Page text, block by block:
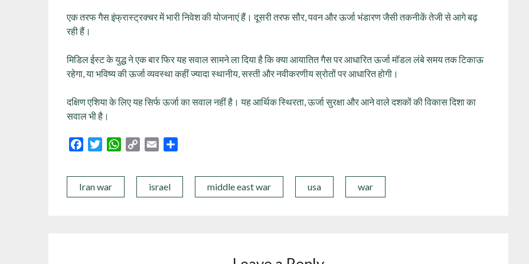
एक तरफ गैस इंफ्रास्ट्रक्चर में भारी निवेश की योजनाएं हैं। दूसरी तरफ सौर, पवन और ऊर्जा भंडारण जैसी तकनीकें तेजी से आगे बढ़
रही हैं।
मिडिल ईस्ट के युद्ध ने एक बार फिर यह सवाल सामने ला दिया है कि क्या आयातित गैस पर आधारित ऊर्जा मॉडल लंबे समय तक टिकाऊ
रहेगा, या भविष्य की ऊर्जा व्यवस्था कहीं ज्यादा स्थानीय, सस्ती और नवीकरणीय स्रोतों पर आधारित होगी।
दक्षिण एशिया के लिए यह सिर्फ ऊर्जा का सवाल नहीं है। यह आर्थिक स्थिरता, ऊर्जा सुरक्षा और आने वाले दशकों की विकास दिशा का
सवाल भी है।
FacebookTwitterWhatsApp
Copy
Email
Iran war israel middle east war usa war